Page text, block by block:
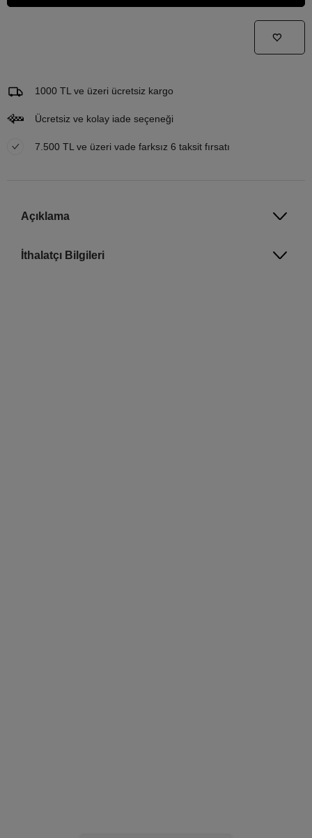
Email Adresi
1000 TL ve üzeri ücretsiz kargo
Ücretsiz ve kolay iade seçeneği
7.500 TL ve üzeri vade farksız 6 taksit fırsatı
Açıklama
İthalatçı Bilgileri